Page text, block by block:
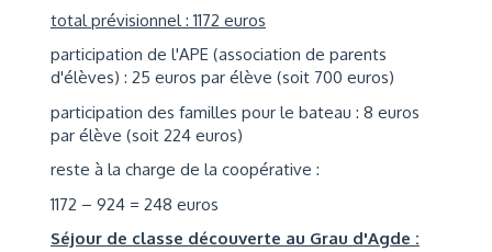
total prévisionnel : 1172 euros
participation de l'APE (association de parents
d'élèves) : 25 euros par élève (soit 700 euros)
participation des familles pour le bateau : 8 euros
par élève (soit 224 euros)
reste à la charge de la coopérative :
1172 – 924 = 248 euros
Séjour de classe découverte au Grau d'Agde :